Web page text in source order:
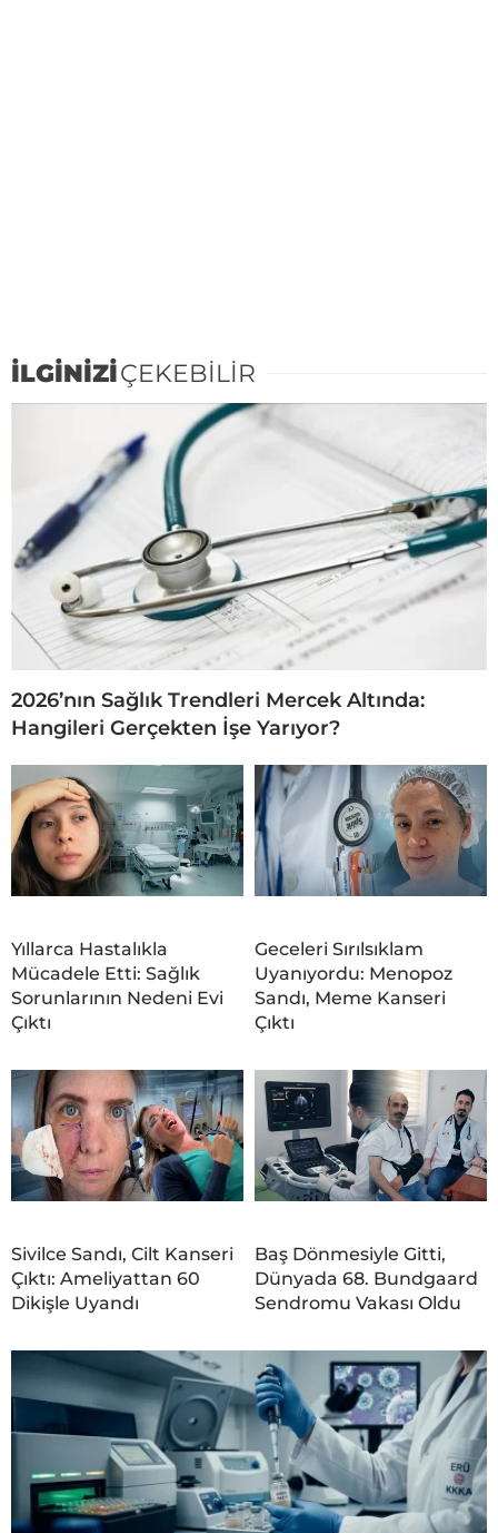
İLGİNİZİÇEKEBİLİR
2026’nın Sağlık Trendleri Mercek Altında:
Hangileri Gerçekten İşe Yarıyor?
Yıllarca Hastalıkla
Mücadele Etti: Sağlık
Sorunlarının Nedeni Evi
Çıktı
Geceleri Sırılsıklam
Uyanıyordu: Menopoz
Sandı, Meme Kanseri
Çıktı
Sivilce Sandı, Cilt Kanseri
Çıktı: Ameliyattan 60
Dikişle Uyandı
Baş Dönmesiyle Gitti,
Dünyada 68. Bundgaard
Sendromu Vakası Oldu